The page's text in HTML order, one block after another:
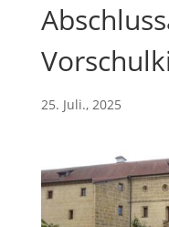
25. Juli., 2025